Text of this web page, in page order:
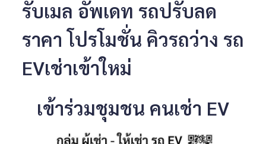
รับเมล อัพเดท รถปรับลด
ราคา โปรโมชั่น คิวรถว่าง รถ
EVเช่าเข้าใหม่
เข้าร่วมชุมชน คนเช่า EV